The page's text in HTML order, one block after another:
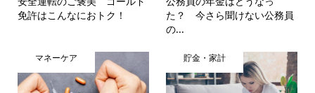
免許はこんなにおトク！
た？ 今さら聞けない公務員
の...
マネーケア 貯金・家計